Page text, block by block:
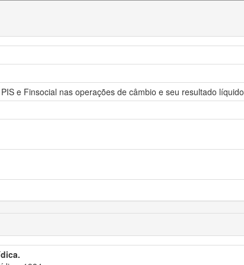
e Finsocial nas operações de câmbio e seu resultado líquido